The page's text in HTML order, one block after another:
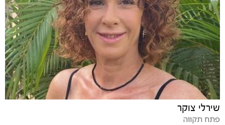
שירלי צוקר
פתח תקווה